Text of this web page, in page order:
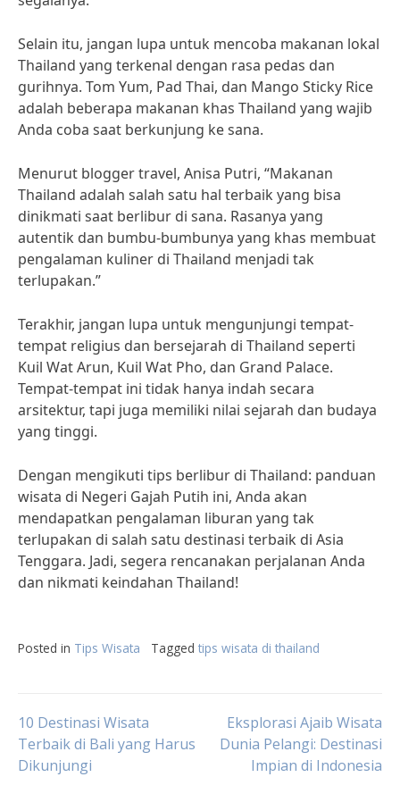
Selain itu, jangan lupa untuk mencoba makanan lokal
Thailand yang terkenal dengan rasa pedas dan
gurihnya. Tom Yum, Pad Thai, dan Mango Sticky Rice
adalah beberapa makanan khas Thailand yang wajib
Anda coba saat berkunjung ke sana.
Menurut blogger travel, Anisa Putri, “Makanan
Thailand adalah salah satu hal terbaik yang bisa
dinikmati saat berlibur di sana. Rasanya yang
autentik dan bumbu-bumbunya yang khas membuat
pengalaman kuliner di Thailand menjadi tak
terlupakan.”
Terakhir, jangan lupa untuk mengunjungi tempat-
tempat religius dan bersejarah di Thailand seperti
Kuil Wat Arun, Kuil Wat Pho, dan Grand Palace.
Tempat-tempat ini tidak hanya indah secara
arsitektur, tapi juga memiliki nilai sejarah dan budaya
yang tinggi.
Dengan mengikuti tips berlibur di Thailand: panduan
wisata di Negeri Gajah Putih ini, Anda akan
mendapatkan pengalaman liburan yang tak
terlupakan di salah satu destinasi terbaik di Asia
Tenggara. Jadi, segera rencanakan perjalanan Anda
dan nikmati keindahan Thailand!
Posted in Tips Wisata Tagged tips wisata di thailand
Post
navigation
10 Destinasi Wisata
Terbaik di Bali yang Harus
Dikunjungi
Eksplorasi Ajaib Wisata
Dunia Pelangi: Destinasi
Impian di Indonesia